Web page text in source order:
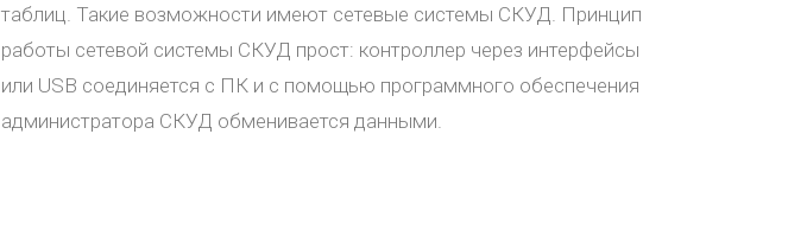
таблиц. Такие возможности имеют сетевые системы СКУД. Принцип
работы сетевой системы СКУД прост: контроллер через интерфейсы
или USB соединяется с ПК и с помощью программного обеспечения
администратора СКУД обменивается данными.